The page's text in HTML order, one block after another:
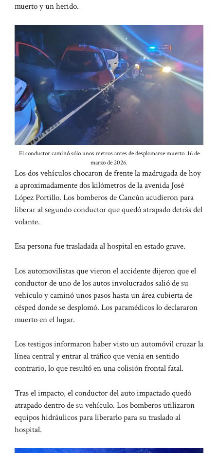
muerto y un herido.
El conductor caminó sólo unos metros antes de desplomarse muerto. 16 de
marzo de 2026.
Los dos vehículos chocaron de frente la madrugada de hoy
a aproximadamente dos kilómetros de la avenida José
López Portillo. Los bomberos de Cancún acudieron para
liberar al segundo conductor que quedó atrapado detrás del
volante.
Esa persona fue trasladada al hospital en estado grave.
Los automovilistas que vieron el accidente dijeron que el
conductor de uno de los autos involucrados salió de su
vehículo y caminó unos pasos hasta un área cubierta de
césped donde se desplomó. Los paramédicos lo declararon
muerto en el lugar.
Los testigos informaron haber visto un automóvil cruzar la
línea central y entrar al tráfico que venía en sentido
contrario, lo que resultó en una colisión frontal fatal.
Tras el impacto, el conductor del auto impactado quedó
atrapado dentro de su vehículo. Los bomberos utilizaron
equipos hidráulicos para liberarlo para su traslado al
hospital.